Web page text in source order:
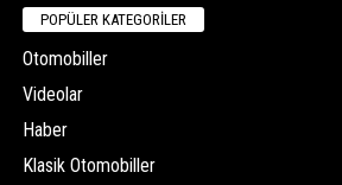
POPÜLER KATEGORİLER
Otomobiller
Videolar
Haber
Klasik Otomobiller